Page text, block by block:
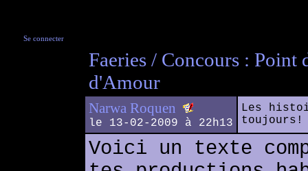
Se connecter
Faeries / Concours :
d'Amour
Narwa Roquen
le 13-02-2009 à 22h13
Les
toujours!
Voici un texte